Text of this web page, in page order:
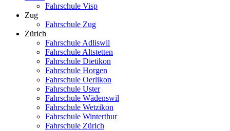
Fahrschule Visp
Zug
Fahrschule Zug
Zürich
Fahrschule Adliswil
Fahrschule Altstetten
Fahrschule Dietikon
Fahrschule Horgen
Fahrschule Oerlikon
Fahrschule Uster
Fahrschule Wädenswil
Fahrschule Wetzikon
Fahrschule Winterthur
Fahrschule Zürich